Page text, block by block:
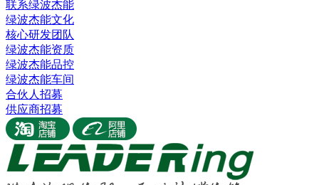
联系绿波杰能
绿波杰能文化
核心研发团队
绿波杰能资质
绿波杰能品控
绿波杰能车间
合伙人招募
供应商招募